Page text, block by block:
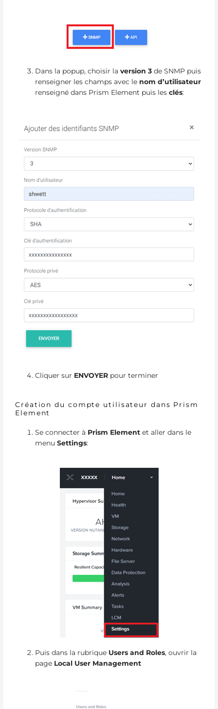
Dans la popup, choisir laversion 3 de SNMP puis
renseigner les champs avec le nom d’utilisateur
renseigné dans Prism Element puis lesclés:
Cliquer sur ENVOYER pour terminer
Création du compte utilisateur dans Prism
Element
Se connecter à Prism Element et aller dans le
menuSettings:
Puis dans la rubrique Users and Roles, ouvrir la
page Local User Management